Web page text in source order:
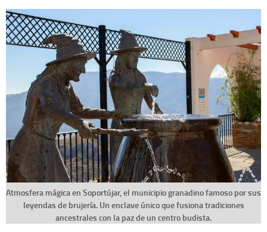
Atmosfera mágica en Soportújar, el municipio granadino famoso por sus
leyendas de brujería. Un enclave único que fusiona tradiciones
ancestrales con la paz de un centro budista.